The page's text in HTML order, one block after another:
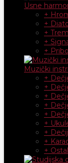
Usne
+
+
+
+
+
Muzički
+
+
+
+
+
+
+
+
+